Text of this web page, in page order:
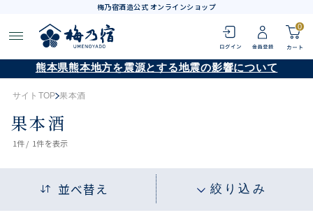
梅乃宿酒造公式 オンラインショップ
0
熊本県熊本地方を震源とする地震の影響について
サイトTOP 果本酒
果本酒
1件 / 1件を表示
並べ替え 絞り込み